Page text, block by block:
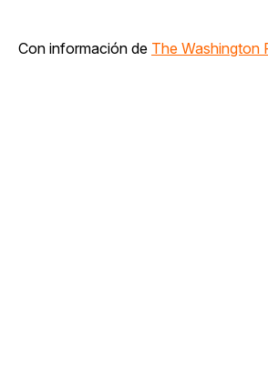
Con información de The Washington